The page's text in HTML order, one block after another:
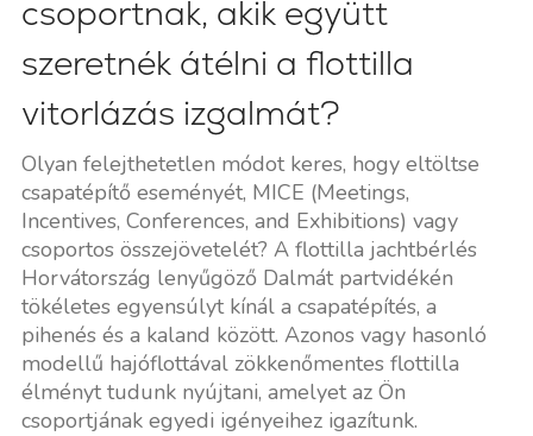
csoportnak, akik együtt
szeretnék átélni a flottilla
vitorlázás izgalmát?
Olyan felejthetetlen módot keres, hogy eltöltse
csapatépítő eseményét, MICE (Meetings,
Incentives, Conferences, and Exhibitions) vagy
csoportos összejövetelét? A flottilla jachtbérlés
Horvátország lenyűgöző Dalmát partvidékén
tökéletes egyensúlyt kínál a csapatépítés, a
pihenés és a kaland között. Azonos vagy hasonló
modellű hajóflottával zökkenőmentes flottilla
élményt tudunk nyújtani, amelyet az Ön
csoportjának egyedi igényeihez igazítunk.